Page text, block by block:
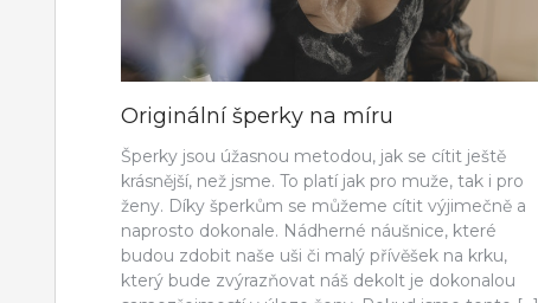
Originální šperky na míru
Šperky jsou úžasnou metodou, jak se cítit ještě
krásnější, než jsme. To platí jak pro muže, tak i pro
ženy. Díky šperkům se můžeme cítit výjimečně a
naprosto dokonale. Nádherné náušnice, které
budou zdobit naše uši či malý přívěšek na krku,
který bude zvýrazňovat náš dekolt je dokonalou